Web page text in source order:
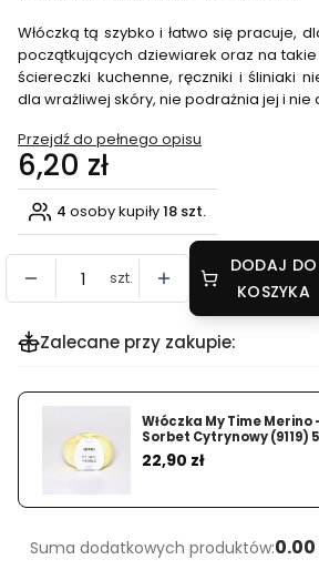
Włóczką tą szybko i łatwo się pracuje,
początkujących dziewiarek oraz na takie
ściereczki kuchenne, ręczniki i śliniaki
dla wrażliwej skóry, nie podrażnia jej i nie
Przejdź do pełnego opisu
Cena
6,20 zł
4 osoby kupiły18 szt.
szt.
DODAJ DO
KOSZYKA
Zalecane przy zakupie:
Włóczka My Time Merino
Sorbet Cytrynowy (9119)
Cena
22,90 zł
Suma dodatkowych produktów:0.00